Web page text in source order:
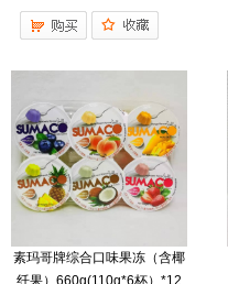
素玛哥牌综合口味果冻（含椰
纤果）660g(110g*6杯）*12